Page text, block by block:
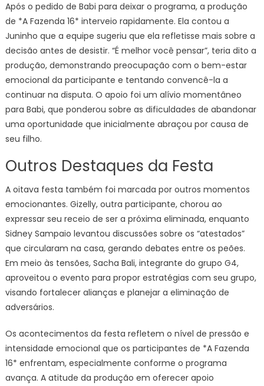
Após o pedido de Babi para deixar o programa, a produção
de *A Fazenda 16* interveio rapidamente. Ela contou a
Juninho que a equipe sugeriu que ela refletisse mais sobre a
decisão antes de desistir. “É melhor você pensar”, teria dito a
produção, demonstrando preocupação com o bem-estar
emocional da participante e tentando convencê-la a
continuar na disputa. O apoio foi um alívio momentâneo
para Babi, que ponderou sobre as dificuldades de abandonar
uma oportunidade que inicialmente abraçou por causa de
seu filho.
Outros Destaques da Festa
A oitava festa também foi marcada por outros momentos
emocionantes. Gizelly, outra participante, chorou ao
expressar seu receio de ser a próxima eliminada, enquanto
Sidney Sampaio levantou discussões sobre os “atestados”
que circularam na casa, gerando debates entre os peões.
Em meio às tensões, Sacha Bali, integrante do grupo G4,
aproveitou o evento para propor estratégias com seu grupo,
visando fortalecer alianças e planejar a eliminação de
adversários.
Os acontecimentos da festa refletem o nível de pressão e
intensidade emocional que os participantes de *A Fazenda
16* enfrentam, especialmente conforme o programa
avança. A atitude da produção em oferecer apoio